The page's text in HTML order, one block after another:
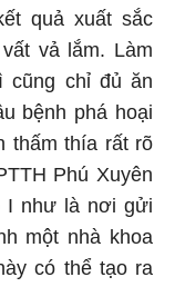
quả xuất sắc
vả lắm. Làm
cũng chỉ đủ ăn
bệnh phá hoại
thấm thía rất rõ
Phú Xuyên
I như là nơi gửi
một nhà khoa
có thể tạo ra